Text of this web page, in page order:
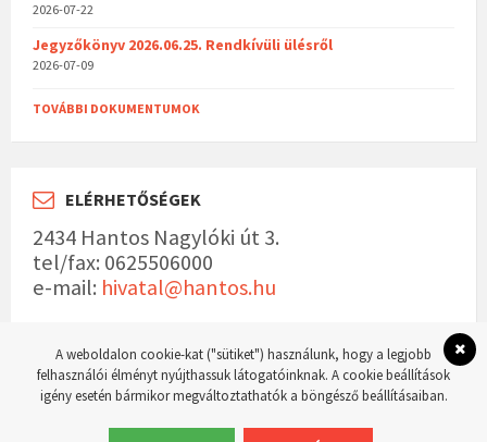
2026-07-22
Jegyzőkönyv 2026.06.25. Rendkívüli ülésről
2026-07-09
TOVÁBBI DOKUMENTUMOK
ELÉRHETŐSÉGEK
2434 Hantos Nagylóki út 3.
tel/fax: 0625506000
e-mail: hivatal@hantos.hu
© 2023 Hantos község hivatalos weboldala Készítette:WordPress Master weboldal
A weboldalon cookie-kat ("sütiket") használunk, hogy a legjobb
felhasználói élményt nyújthassuk látogatóinknak. A cookie beállítások
igény esetén bármikor megváltoztathatók a böngésző beállításaiban.